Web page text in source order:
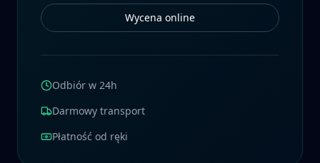
Wycena online
Odbiór w 24h
Darmowy transport
Płatność od ręki